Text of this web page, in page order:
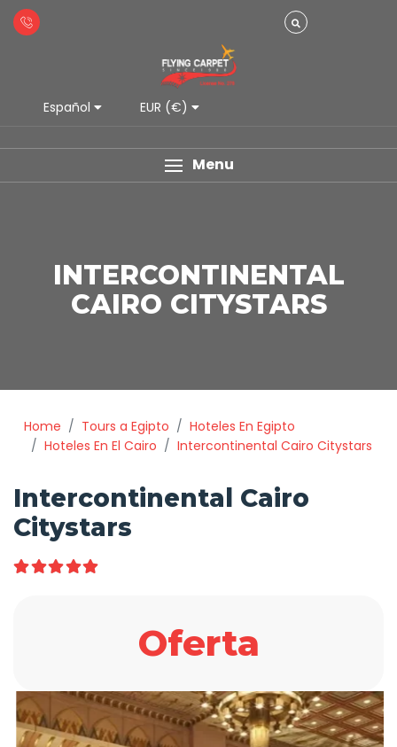
Español EUR (€)
Menu
INTERCONTINENTAL
CAIRO CITYSTARS
Home Tours a Egipto
Hoteles En Egipto
Hoteles En El Cairo
Intercontinental Cairo Citystars
Intercontinental Cairo
Citystars
Oferta